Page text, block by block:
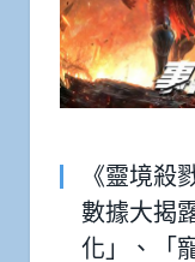
《靈境殺
數據大揭
化」、「